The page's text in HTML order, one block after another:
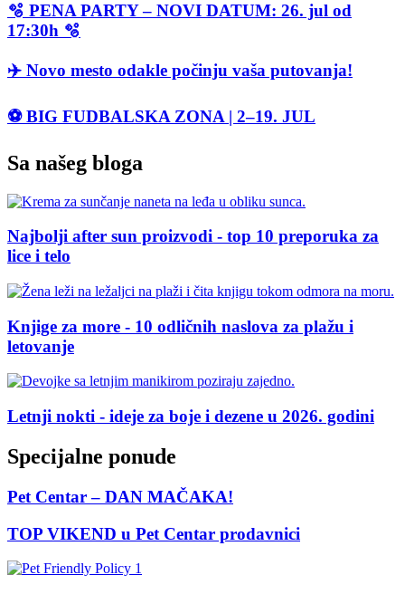
🫧 PENA PARTY – NOVI DATUM: 26. jul od
17:30h 🫧
✈️ Novo mesto odakle počinju vaša putovanja!
⚽ BIG FUDBALSKA ZONA | 2–19. JUL
Sa našeg bloga
Najbolji after sun proizvodi - top 10 preporuka za
lice i telo
Knjige za more - 10 odličnih naslova za plažu i
letovanje
Letnji nokti - ideje za boje i dezene u 2026. godini
Specijalne ponude
Pet Centar – DAN MAČAKA!
TOP VIKEND u Pet Centar prodavnici